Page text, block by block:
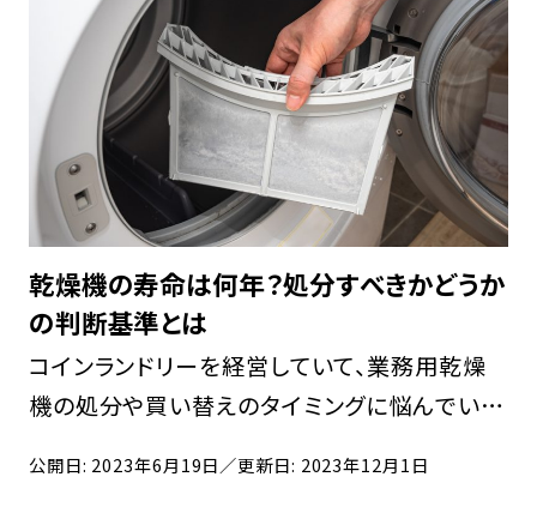
乾燥機の寿命は何年？処分すべきかどうか
の判断基準とは
コインランドリーを経営していて、業務用乾燥
機の処分や買い替えのタイミングに悩んでいる
万円以上し、水洗乾燥機だと200万円を超え、
公開日: 2023年6月19日／更新日: 2023年12月1日